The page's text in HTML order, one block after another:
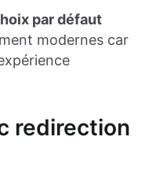
par défaut
modernes car
redirection